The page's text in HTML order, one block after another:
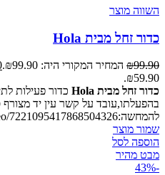
השווה מוצר
כדור זחל מבית Hola
₪99.90 המחיר המקורי היה: ₪99.90.
₪59.90.
כדור זחל מבית Hola
כדור פעילות
בהפעלתו,עובד על קשר עין יד מצורף
להמחשה:https://www.tiktok.com/@dawnlovex/video/7221095417868504326
שמור מוצר
הוספה לסל
מבט מהיר
-43%